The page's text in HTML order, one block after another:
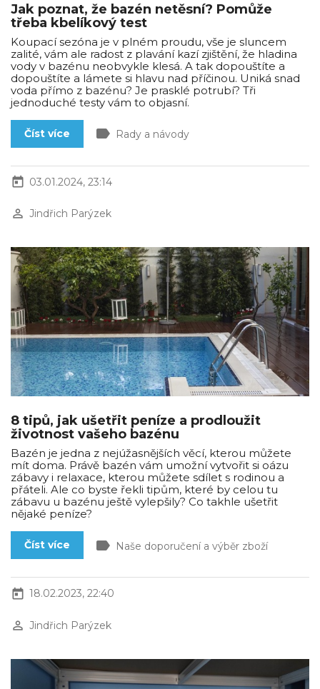
Jak poznat, že bazén netěsní? Pomůže
třeba kbelíkový test
Koupací sezóna je v plném proudu, vše je sluncem
zalité, vám ale radost z plavání kazí zjištění, že hladina
vody v bazénu neobvykle klesá. A tak dopouštíte a
dopouštíte a lámete si hlavu nad příčinou. Uniká snad
voda přímo z bazénu? Je prasklé potrubí? Tři
jednoduché testy vám to objasní.
Číst více label Rady a návody
today 03.01.2024, 23:14
perm_identity Jindřich Parýzek
8 tipů, jak ušetřit peníze a prodloužit
životnost vašeho bazénu
Bazén je jedna z nejúžasnějších věcí, kterou můžete
mít doma. Právě bazén vám umožní vytvořit si oázu
zábavy i relaxace, kterou můžete sdílet s rodinou a
přáteli. Ale co byste řekli tipům, které by celou tu
zábavu u bazénu ještě vylepšily? Co takhle ušetřit
nějaké peníze?
Číst více label Naše doporučení a výběr zboží
today 18.02.2023, 22:40
perm_identity Jindřich Parýzek